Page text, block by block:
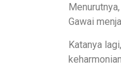
Gawai
Katanya